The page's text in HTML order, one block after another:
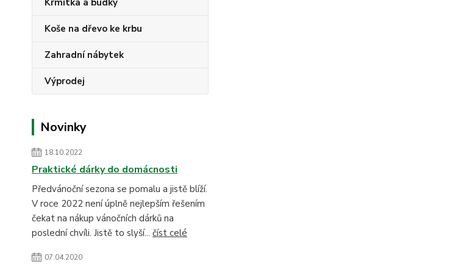
Krmítka a budky
Koše na dřevo ke krbu
Zahradní nábytek
Výprodej
Novinky
18.10.2022
Praktické dárky do domácnosti
Předvánoční sezona se pomalu a jistě blíží.
V roce 2022 není úplně nejlepším řešením
čekat na nákup vánočních dárků na
poslední chvíli. Jistě to slyší... číst celé
07.04.2020